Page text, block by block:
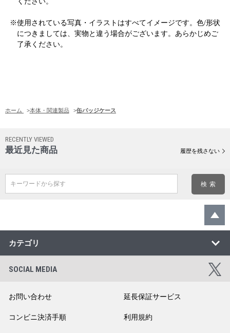
※使用されている写真・イラストはすべてイメージです。色/形状
につきましては、実物と違う場合がございます。あらかじめご
了承ください。
ホーム >本体・関連製品 >缶バッジケース
RECENTLY VIEWED
最近見た商品 履歴を残さない
キーワードから探す
カテゴリ
SOCIAL MEDIA
お問い合わせ 延長保証サービス
コンビニ決済手順 利用規約